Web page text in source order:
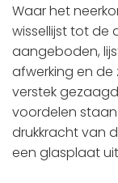
Waar het
wissellijst tot de
aangeboden,
afwerking en
verstek
voordelen
drukkracht van
een glasplaat